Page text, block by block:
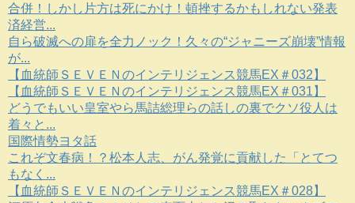
合併！しかし片方は死にかけ！頓挫するかもしれない発表
済経営...
自ら破滅への扉を全力ノック！久々の“ジャニーズ崩壊”情報
が...
【血統師ＳＥＶＥＮのインテリジェンス競馬EX＃032】
【血統師ＳＥＶＥＮのインテリジェンス競馬EX＃031】
どうでもいい皇室やら馬詰総理らの話しの裏でクソ役人は
着々と...
国際情勢ヨタ話
これぞ文春病！？松本人志、がん発覚に貢献した「とてつ
もなく...
【血統師ＳＥＶＥＮのインテリジェンス競馬EX＃028】